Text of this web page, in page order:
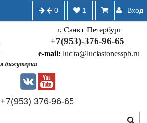
Вход
1
0
г. Санкт-Петербург
+7(953)-376-96-65
e-mail: lucita@luciastonesspb.ru
+7(953) 376-96-65